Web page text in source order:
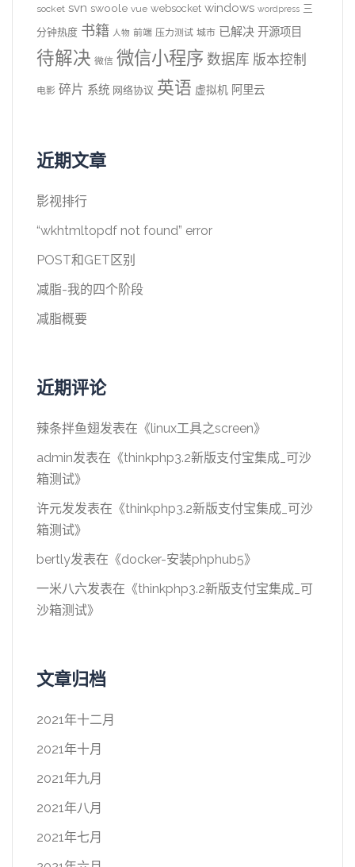
socket svn swoole vue websocket windows wordpress 三
分钟热度 书籍 人物 前端 压力测试 城市 已解决 开源项目
待解决 微信 微信小程序 数据库 版本控制
电影 碎片 系统 网络协议 英语 虚拟机 阿里云
近期文章
影视排行
“wkhtmltopdf not found” error
POST和GET区别
减脂-我的四个阶段
减脂概要
近期评论
辣条拌鱼翅发表在《linux工具之screen》
admin发表在《thinkphp3.2新版支付宝集成_可沙
箱测试》
许元发发表在《thinkphp3.2新版支付宝集成_可沙
箱测试》
bertly发表在《docker-安装phphub5》
一米八六发表在《thinkphp3.2新版支付宝集成_可
沙箱测试》
文章归档
2021年十二月
2021年十月
2021年九月
2021年八月
2021年七月